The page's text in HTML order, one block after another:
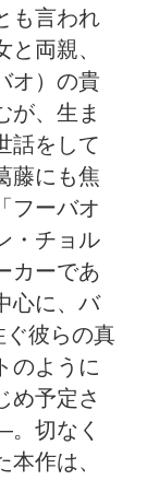
も言われ
両親、
オ）の貴
が、生ま
話をして
藤にも焦
フーバオ
・チョル
カーであ
心に、バ
ぐ彼らの真
のように
め予定さ
切なく
作は、